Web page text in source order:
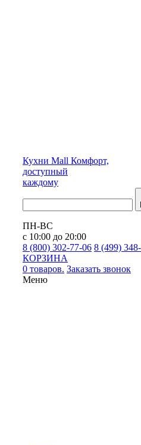
Кухни Mall Комфорт,
доступный
каждому
ПН-ВС
с 10:00 до 20:00
8 (800) 302-77-06 8 (499)
КОРЗИНА
0 товаров. Заказать звонок
Меню